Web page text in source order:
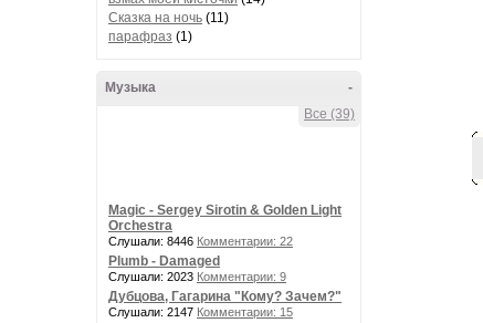
Сказка на ночь (11)
парафраз (1)
-
Музыка
Все (39)
Magic - Sergey Sirotin & Golden Light
Orchestra
Слушали: 8446 Комментарии: 22
Plumb - Damaged
Слушали: 2023 Комментарии: 9
Дубцова, Гагарина "Кому? Зачем?"
Слушали: 2147 Комментарии: 15